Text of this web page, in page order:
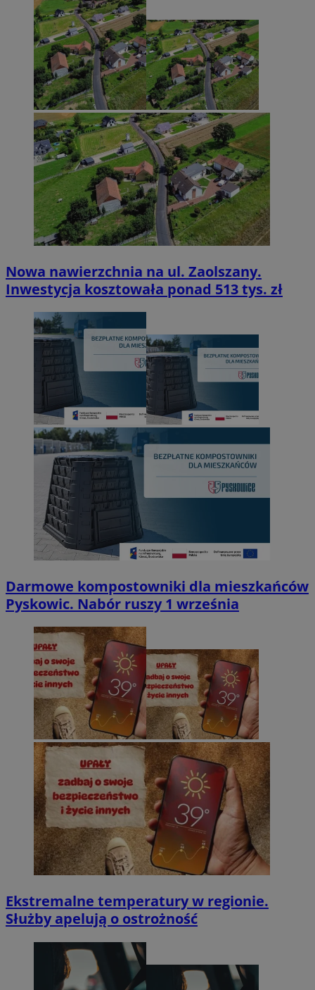
Nowa nawierzchnia na ul. Zaolszany.
Inwestycja kosztowała ponad 513 tys. zł
Darmowe kompostowniki dla mieszkańców
Pyskowic. Nabór ruszy 1 września
Ekstremalne temperatury w regionie.
Służby apelują o ostrożność